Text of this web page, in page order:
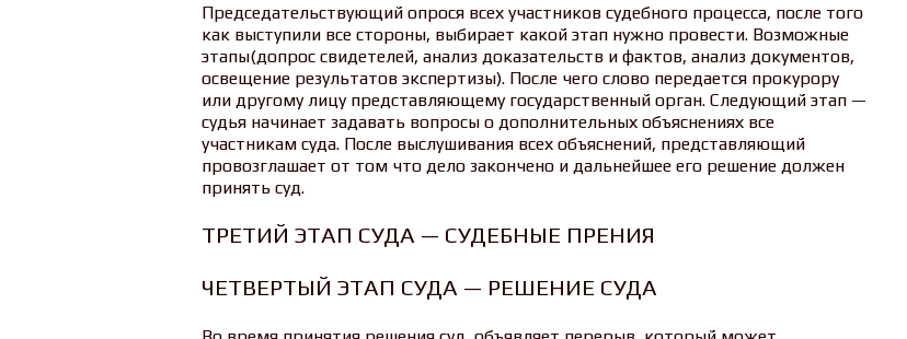
Председательствующий опрося всех участников судебного процесса, после того
как выступили все стороны, выбирает какой этап нужно провести. Возможные
этапы(допрос свидетелей, анализ доказательств и фактов, анализ документов,
освещение результатов экспертизы). После чего слово передается прокурору
или другому лицу представляющему государственный орган. Следующий этап —
судья начинает задавать вопросы о дополнительных объяснениях все
участникам суда. После выслушивания всех объяснений, представляющий
провозглашает от том что дело закончено и дальнейшее его решение должен
принять суд.
ТРЕТИЙ ЭТАП СУДА — СУДЕБНЫЕ ПРЕНИЯ
ЧЕТВЕРТЫЙ ЭТАП СУДА — РЕШЕНИЕ СУДА